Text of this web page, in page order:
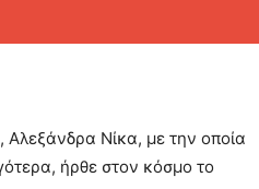
Αλεξάνδρα Νίκα, με την οποία
ήρθε στον κόσμο το